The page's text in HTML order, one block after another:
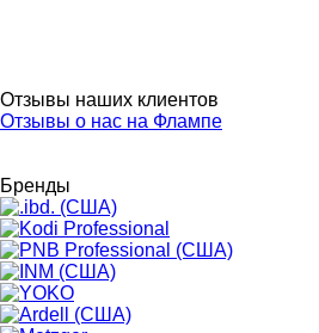
Отзывы наших клиентов
Отзывы о нас на Флампе
Бренды